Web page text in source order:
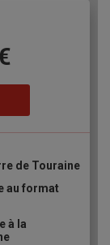
de Touraine
au format
à la